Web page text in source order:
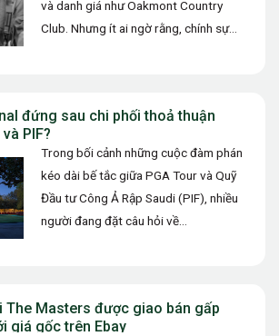
và danh giá như Oakmont Country
Club. Nhưng ít ai ngờ rằng, chính sự
đứng sau chi phối thoả thuận
PIF?
Trong bối cảnh những cuộc đàm phán
kéo dài bế tắc giữa PGA Tour và Quỹ
Đầu tư Công Ả Rập Saudi (PIF), nhiều
người đang đặt câu hỏi về…
The Masters được giao bán gấp
giá gốc trên Ebay